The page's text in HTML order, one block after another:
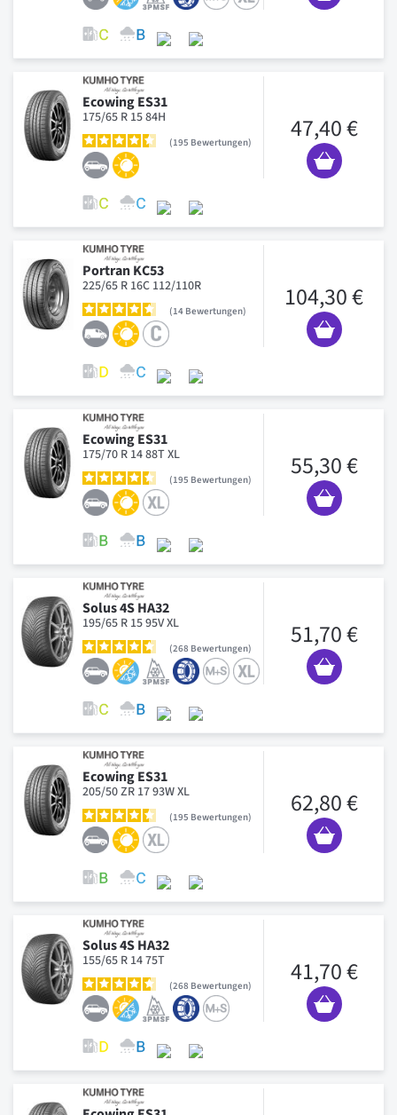
Ecowing ES31
175/65 R 15 84H
195 Bewertungen 47,40 €
Portran KC53
225/65 R 16C 112/110R
14 Bewertungen 104,30 €
Ecowing ES31
175/70 R 14 88T XL
195 Bewertungen 55,30 €
Solus 4S HA32
195/65 R 15 95V XL
268 Bewertungen 51,70 €
Ecowing ES31
205/50 ZR 17 93W XL
195 Bewertungen 62,80 €
Solus 4S HA32
155/65 R 14 75T
268 Bewertungen 41,70 €